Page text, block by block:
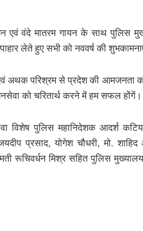
एवं वंदे मातरम गायन के साथ पुलिस
लेते हुए सभी को नववर्ष की
अथक परिश्रम से प्रदेश की आमजनता को
को चरितार्थ करने में हम सफल होंगें।
पुलिस महानिदेशक आदर्श
प्रसाद, योगेश चौधरी, मो.
रूचिवर्धन मिश्र सहित पुलिस